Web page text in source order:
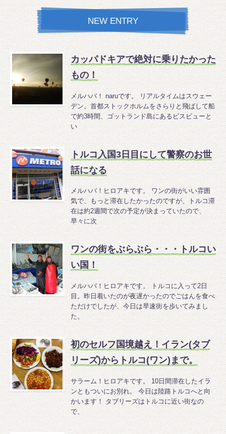
NEW ENTRY
カッパドキアで絶対に乗りたかった
もの！
メルハバ！ naruです。 リアルタイムはスウェー
デン。首都ストックホルムをさらりと飛ばして船
で約3時間、ゴットランド島にあるビスビューと
い
トルコ入国3日目にして警察のお世
話になる
メルハバ！ヒロアキです。 ワンの街がいい雰囲
気で、もっと滞在したかったのですが、トルコ滞
在は約2週間で次の予定が決まっていたので、
早々に次
ワンの街をぶらぶら・・・トルコい
い国！
メルハバ！ヒロアキです。 トルコに入って2日
目。昨日着いたのが夜遅かったのでごはんを食べ
ただけでしたが、今日は早速街を歩いてみまし
た。
初のセルフ国境越え！イラン(タブ
リーズ)からトルコ(ワン)まで。
サラーム！ヒロアキです。 10日間滞在したイラ
ンともついにお別れ。 今日は陸路トルコへと向
かいます！ タブリーズはトルコに近い街なの
で、